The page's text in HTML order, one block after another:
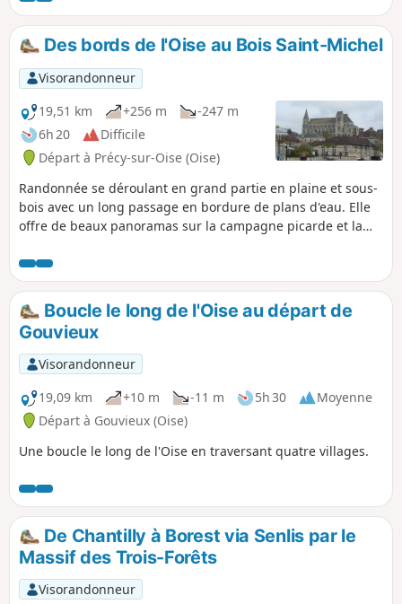
Des bords de l'Oise au Bois Saint-Michel
Visorandonneur
19,51 km
+256 m
-247 m
6h 20
Difficile
Départ à Précy-sur-Oise (Oise)
Randonnée se déroulant en grand partie en plaine et sous-
bois avec un long passage en bordure de plans d'eau. Elle
offre de beaux panoramas sur la campagne picarde et la
Blaincourt-lès-Précy, Saint-Leu-d'Esserent et Villers-sous-
Saint-Leu permettent de découvrir quelques joyaux
patrimoniaux de cette région.
Boucle le long de l'Oise au départ de
Gouvieux
Visorandonneur
19,09 km
+10 m -11 m 5h 30
Moyenne
Départ à Gouvieux (Oise)
Une boucle le long de l'Oise en traversant quatre villages.
De Chantilly à Borest via Senlis par le
Massif des Trois-Forêts
Visorandonneur